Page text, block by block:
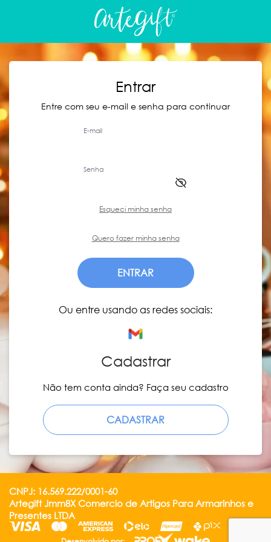
Entrar
Entre com seu e-mail e senha para continuar
E-mail
Senha
Esqueci minha senha
Quero fazer minha senha
ENTRAR
Ou entre usando as redes sociais:
Cadastrar
Não tem conta ainda? Faça seu cadastro
CADASTRAR
CNPJ: 16.569.222/0001-60
Artegift Jmm8X Comercio de Artigos Para Armarinhos e
Presentes LTDA